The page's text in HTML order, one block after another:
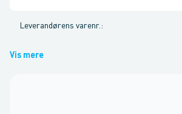
Leverandørens varenr. :
Vis mere